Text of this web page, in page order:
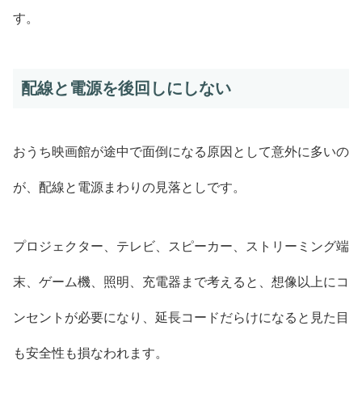
す。
配線と電源を後回しにしない
おうち映画館が途中で面倒になる原因として意外に多いの
が、配線と電源まわりの見落としです。
プロジェクター、テレビ、スピーカー、ストリーミング端
末、ゲーム機、照明、充電器まで考えると、想像以上にコ
ンセントが必要になり、延長コードだらけになると見た目
も安全性も損なわれます。